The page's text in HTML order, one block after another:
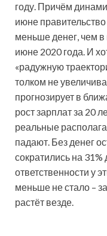
году. Причём
июне
меньше денег, чем
июне 2020 года. И
«радужную
толком не
прогнозирует в
рост зарплат за 20
реальные
падают. Без денег
сократились на
ответственности у
меньше не стало –
растёт везде.